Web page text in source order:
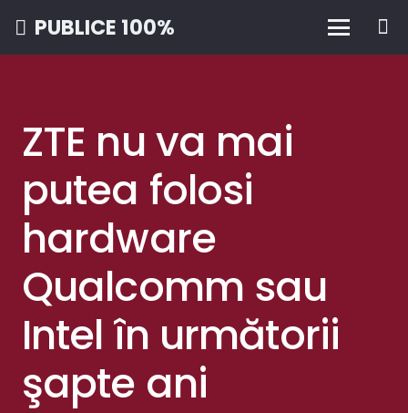
PUBLICE 100%
ZTE nu va mai
putea folosi
hardware
Qualcomm sau
Intel în următorii
şapte ani